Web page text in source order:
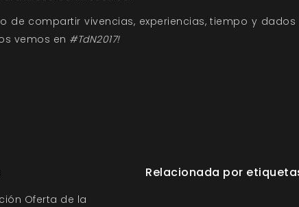
de compartir vivencias, experiencias, tiempo y
vemos en #TdN2017!
Oferta de la
Relacionada por